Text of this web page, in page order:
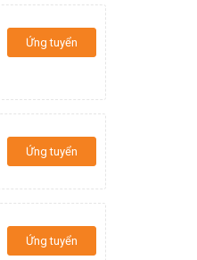
Ứng tuyển
Ứng tuyển
Ứng tuyển